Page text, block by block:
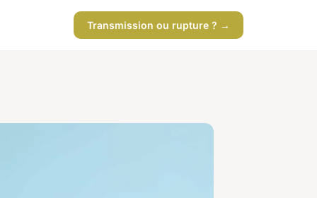
Transmission ou rupture ? →